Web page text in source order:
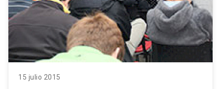
15 julio 2015